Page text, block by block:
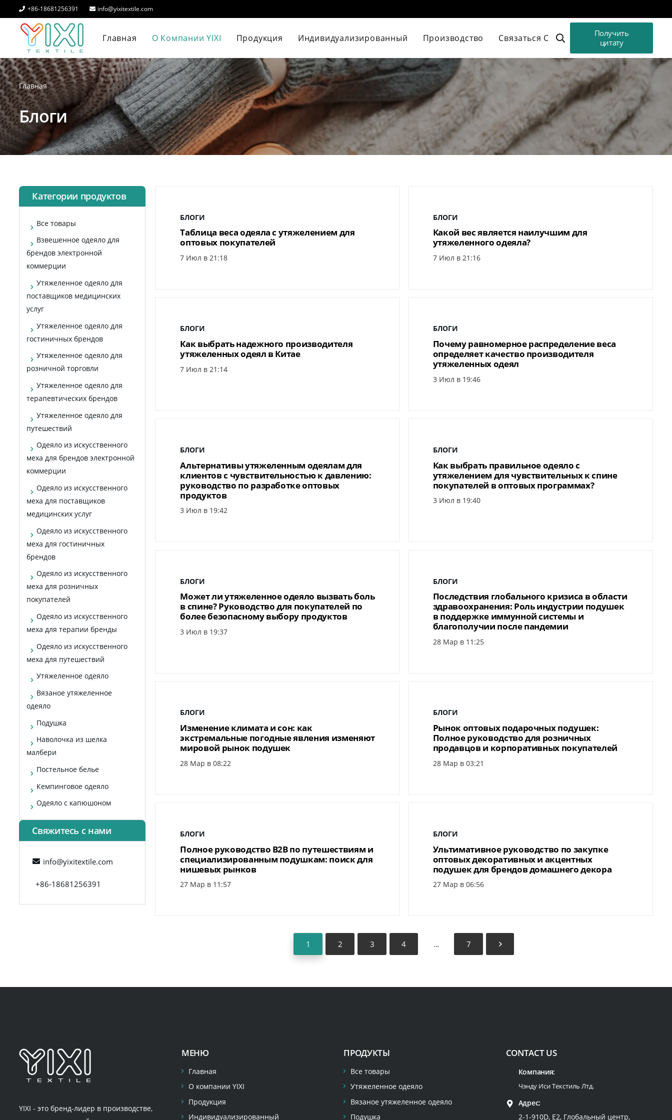
+86-18681256391 info@yixitextile.com
Главная О Компании YIXI Продукция Индивидуализированный Производство Связаться С
Получить
цитату
Главная
Блоги
Категории продуктов
Все товары
Взвешенное одеяло для
брендов электронной
коммерции
Утяжеленное одеяло для
поставщиков медицинских
услуг
Утяжеленное одеяло для
гостиничных брендов
Утяжеленное одеяло для
розничной торговли
Утяжеленное одеяло для
терапевтических брендов
Утяжеленное одеяло для
путешествий
Одеяло из искусственного
меха для брендов электронной
коммерции
Одеяло из искусственного
меха для поставщиков
медицинских услуг
Одеяло из искусственного
меха для гостиничных
брендов
Одеяло из искусственного
меха для розничных
покупателей
Одеяло из искусственного
меха для терапии бренды
Одеяло из искусственного
меха для путешествий
Утяжеленное одеяло
Вязаное утяжеленное
одеяло
Подушка
Наволочка из шелка
малбери
Постельное белье
Кемпинговое одеяло
Одеяло с капюшоном
Свяжитесь с нами
info@yixitextile.com
+86-18681256391
БЛОГИ
Таблица веса одеяла с утяжелением для
оптовых покупателей
7 Июл в 21:18
БЛОГИ
Какой вес является наилучшим для
утяжеленного одеяла?
7 Июл в 21:16
БЛОГИ
Как выбрать надежного производителя
утяжеленных одеял в Китае
7 Июл в 21:14
БЛОГИ
Почему равномерное распределение веса
определяет качество производителя
утяжеленных одеял
3 Июл в 19:46
БЛОГИ
Альтернативы утяжеленным одеялам для
клиентов с чувствительностью к давлению:
руководство по разработке оптовых
продуктов
3 Июл в 19:42
БЛОГИ
Как выбрать правильное одеяло с
утяжелением для чувствительных к спине
покупателей в оптовых программах?
3 Июл в 19:40
БЛОГИ
Может ли утяжеленное одеяло вызвать боль
в спине? Руководство для покупателей по
более безопасному выбору продуктов
3 Июл в 19:37
БЛОГИ
Последствия глобального кризиса в области
здравоохранения: Роль индустрии подушек
в поддержке иммунной системы и
благополучии после пандемии
28 Мар в 11:25
БЛОГИ
Изменение климата и сон: как
экстремальные погодные явления изменяют
мировой рынок подушек
28 Мар в 08:22
БЛОГИ
Рынок оптовых подарочных подушек:
Полное руководство для розничных
продавцов и корпоративных покупателей
28 Мар в 03:21
БЛОГИ
Полное руководство B2B по путешествиям и
специализированным подушкам: поиск для
нишевых рынков
27 Мар в 11:57
БЛОГИ
Ультимативное руководство по закупке
оптовых декоративных и акцентных
подушек для брендов домашнего декора
27 Мар в 06:56
1 2 3 4 ... 7
YIXI - это бренд-лидер в производстве,
МЕНЮ
Главная
О компании YIXI
Продукция
Индивидуализированный
ПРОДУКТЫ
Все товары
Утяжеленное одеяло
Вязаное утяжеленное одеяло
Подушка
CONTACT US
Компания:
Чэнду Иси Текстиль Лтд.
Адрес:
2-1-910D, E2, Глобальный центр,